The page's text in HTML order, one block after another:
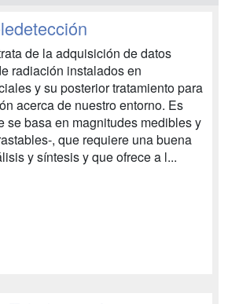
de la adquisición de datos
radiación instalados en
y su posterior tratamiento para
acerca de nuestro entorno. Es
se basa en magnitudes medibles y
, que requiere una buena
y síntesis y que ofrece a l...